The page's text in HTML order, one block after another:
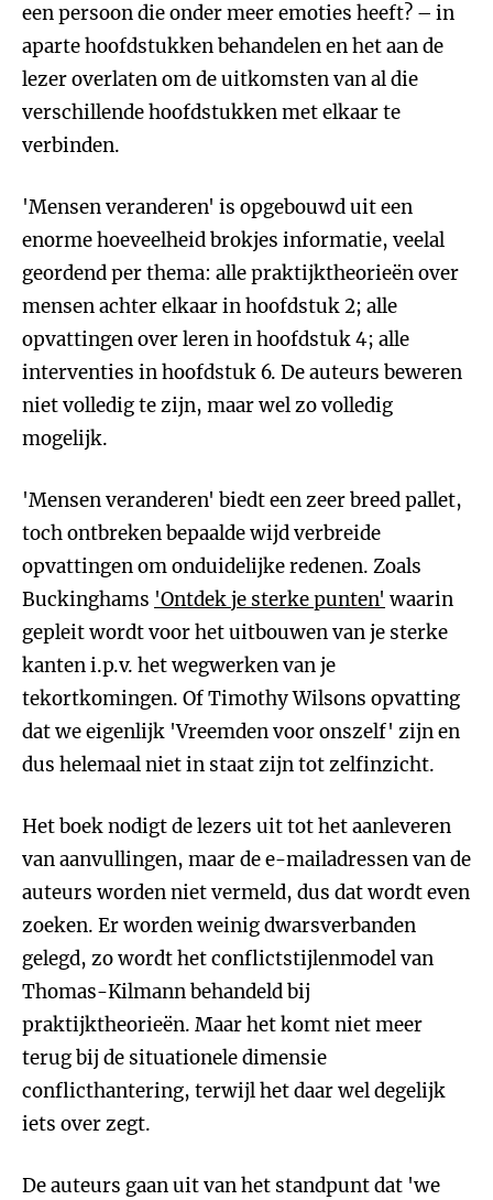
een persoon die onder meer emoties heeft? – in
aparte hoofdstukken behandelen en het aan de
lezer overlaten om de uitkomsten van al die
verschillende hoofdstukken met elkaar te
verbinden.
'Mensen veranderen' is opgebouwd uit een
enorme hoeveelheid brokjes informatie, veelal
geordend per thema: alle praktijktheorieën over
mensen achter elkaar in hoofdstuk 2; alle
opvattingen over leren in hoofdstuk 4; alle
interventies in hoofdstuk 6. De auteurs beweren
niet volledig te zijn, maar wel zo volledig
mogelijk.
'Mensen veranderen' biedt een zeer breed pallet,
toch ontbreken bepaalde wijd verbreide
opvattingen om onduidelijke redenen. Zoals
Buckinghams 'Ontdek je sterke punten' waarin
gepleit wordt voor het uitbouwen van je sterke
kanten i.p.v. het wegwerken van je
tekortkomingen. Of Timothy Wilsons opvatting
dat we eigenlijk 'Vreemden voor onszelf' zijn en
dus helemaal niet in staat zijn tot zelfinzicht.
Het boek nodigt de lezers uit tot het aanleveren
van aanvullingen, maar de e-mailadressen van de
auteurs worden niet vermeld, dus dat wordt even
zoeken. Er worden weinig dwarsverbanden
gelegd, zo wordt het conflictstijlenmodel van
Thomas-Kilmann behandeld bij
praktijktheorieën. Maar het komt niet meer
terug bij de situationele dimensie
conflicthantering, terwijl het daar wel degelijk
iets over zegt.
De auteurs gaan uit van het standpunt dat 'we